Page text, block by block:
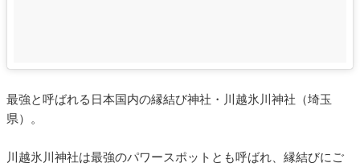
最強と呼ばれる日本国内の縁結び神社・川越氷川神社（埼玉
県）。
川越氷川神社は最強のパワースポットとも呼ばれ、縁結びにご